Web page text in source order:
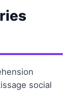
social